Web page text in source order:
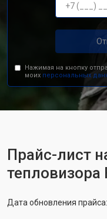
Нажимая на кнопку
моих персональных
Прайс-лист
тепловизора
Дата обновления